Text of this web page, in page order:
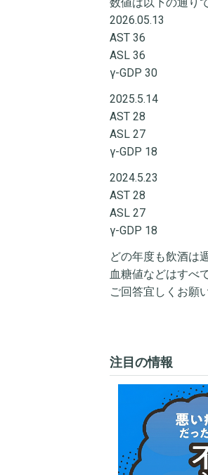
数値は以下の通りで
2026.05.13
AST 36
ASL 36
γ-GDP 30
2025.5.14
AST 28
ASL 27
γ-GDP 18
2024.5.23
AST 28
ASL 27
γ-GDP 18
どの年度も飲酒は
血糖値などはすべ
ご回答宜しくお願
注目の情報